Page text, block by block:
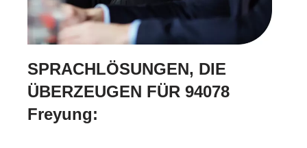
SPRACHLÖSUNGEN, DIE
ÜBERZEUGEN FÜR 94078
Freyung: